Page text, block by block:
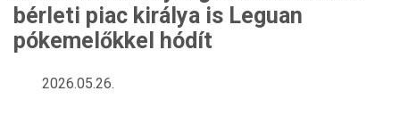
bérleti piac királya is Leguan
pókemelőkkel hódít
2026.05.26.